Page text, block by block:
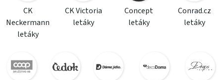
CK
Neckermann
letáky
CK Victoria
letáky
Concept
letáky
Conrad.cz
letáky